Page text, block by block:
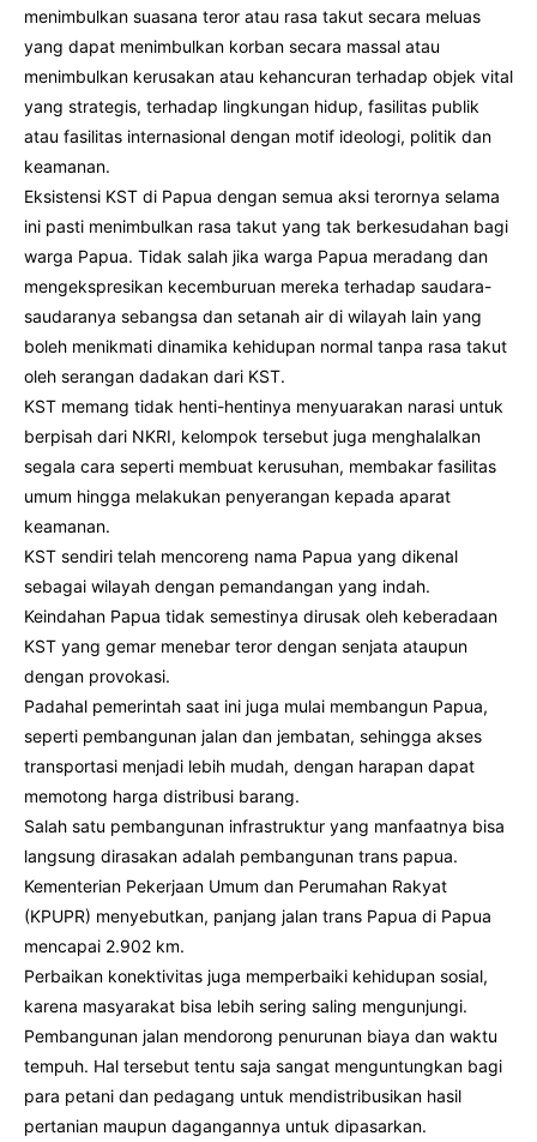
menimbulkan suasana teror atau rasa takut secara meluas
yang dapat menimbulkan korban secara massal atau
menimbulkan kerusakan atau kehancuran terhadap objek vital
yang strategis, terhadap lingkungan hidup, fasilitas publik
atau fasilitas internasional dengan motif ideologi, politik dan
keamanan.
Eksistensi KST di Papua dengan semua aksi terornya selama
ini pasti menimbulkan rasa takut yang tak berkesudahan bagi
warga Papua. Tidak salah jika warga Papua meradang dan
mengekspresikan kecemburuan mereka terhadap saudara-
saudaranya sebangsa dan setanah air di wilayah lain yang
boleh menikmati dinamika kehidupan normal tanpa rasa takut
oleh serangan dadakan dari KST.
KST memang tidak henti-hentinya menyuarakan narasi untuk
berpisah dari NKRI, kelompok tersebut juga menghalalkan
segala cara seperti membuat kerusuhan, membakar fasilitas
umum hingga melakukan penyerangan kepada aparat
keamanan.
KST sendiri telah mencoreng nama Papua yang dikenal
sebagai wilayah dengan pemandangan yang indah.
Keindahan Papua tidak semestinya dirusak oleh keberadaan
KST yang gemar menebar teror dengan senjata ataupun
dengan provokasi.
Padahal pemerintah saat ini juga mulai membangun Papua,
seperti pembangunan jalan dan jembatan, sehingga akses
transportasi menjadi lebih mudah, dengan harapan dapat
memotong harga distribusi barang.
Salah satu pembangunan infrastruktur yang manfaatnya bisa
langsung dirasakan adalah pembangunan trans papua.
Kementerian Pekerjaan Umum dan Perumahan Rakyat
(KPUPR) menyebutkan, panjang jalan trans Papua di Papua
mencapai 2.902 km.
Perbaikan konektivitas juga memperbaiki kehidupan sosial,
karena masyarakat bisa lebih sering saling mengunjungi.
Pembangunan jalan mendorong penurunan biaya dan waktu
tempuh. Hal tersebut tentu saja sangat menguntungkan bagi
para petani dan pedagang untuk mendistribusikan hasil
pertanian maupun dagangannya untuk dipasarkan.